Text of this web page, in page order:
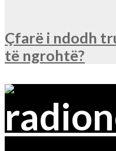
Çfarë i ndodh
të ngrohtë?